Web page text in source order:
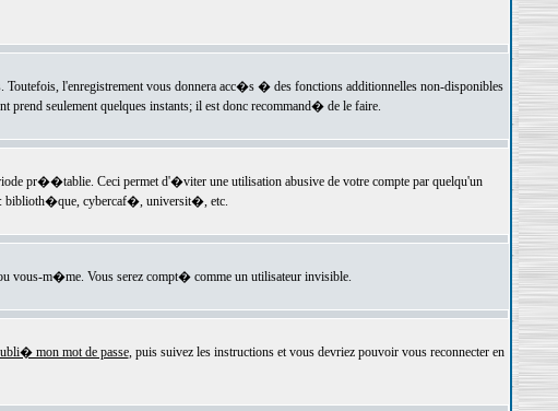
l'enregistrement vous donnera acc�s � des fonctions additionnelles non-disponibles
seulement quelques instants; il est donc recommand� de le faire.
pr��tablie. Ceci permet d'�viter une utilisation abusive de votre compte par quelqu'un
: biblioth�que, cybercaf�, universit�, etc.
vous-m�me. Vous serez compt� comme un utilisateur invisible.
mon mot de passe, puis suivez les instructions et vous devriez pouvoir vous reconnecter en